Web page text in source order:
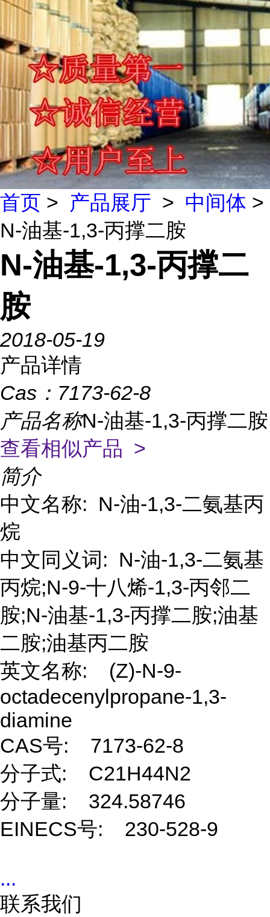
首页 > 产品展厅 > 中间体 >
N-油基-1,3-丙撑二胺
N-油基-1,3-丙撑二
胺
2018-05-19
产品详情
Cas： 7173-62-8
产品名称N-油基-1,3-丙撑二胺
查看相似产品 >
简介
中文名称: N-油-1,3-二氨基丙
烷
中文同义词: N-油-1,3-二氨基
丙烷;N-9-十八烯-1,3-丙邻二
胺;N-油基-1,3-丙撑二胺;油基
二胺;油基丙二胺
英文名称: (Z)-N-9-
octadecenylpropane-1,3-
diamine
CAS号: 7173-62-8
分子式: C21H44N2
分子量: 324.58746
EINECS号: 230-528-9
...
联系我们